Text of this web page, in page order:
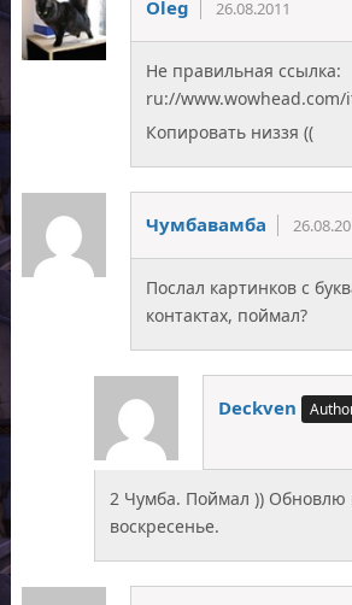
Oleg 26.08.2011
Не правильная ссылка:
ru://www.wowhead.com/
Копировать низзя ((
Чумбавамба
Послал картинков с
контактах, поймал?
Deckven
2 Чумба. Поймал )) Обновлю
воскресенье.